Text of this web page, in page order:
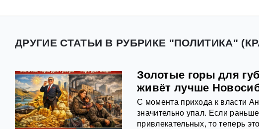
ДРУГИЕ СТАТЬИ В РУБРИКЕ "ПОЛИТИКА"
Золотые горы для
живёт лучше
С момента прихода к власти
значительно упал. Если
привлекательных, то теперь